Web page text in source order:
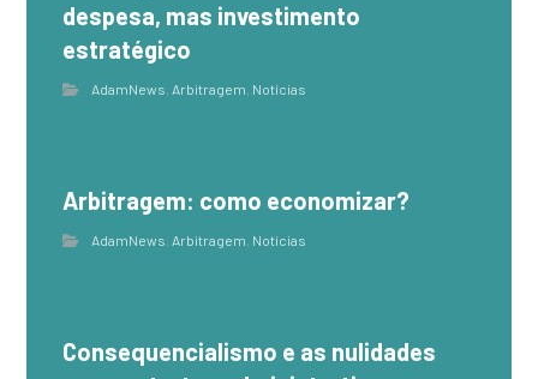
despesa, mas investimento
estratégico
AdamNews, Arbitragem, Notícias
Arbitragem: como economizar?
AdamNews, Arbitragem, Notícias
Consequencialismo e as nulidades